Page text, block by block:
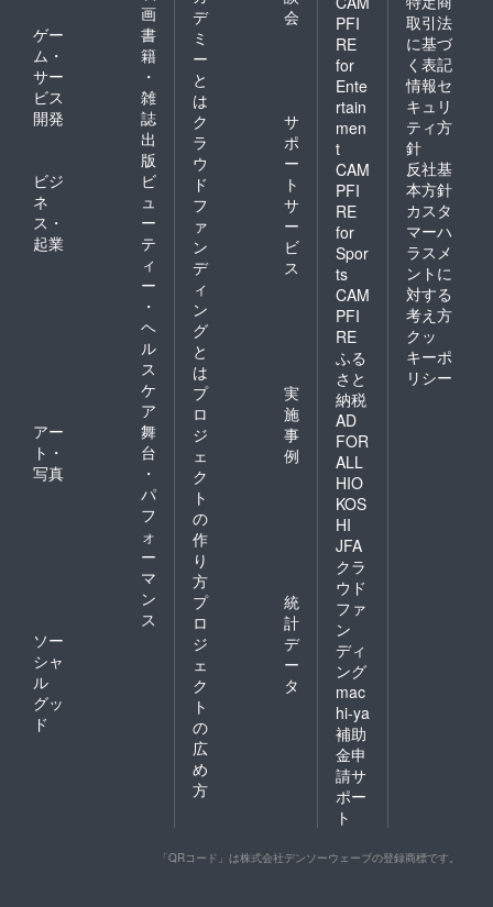
画
ゲー
ム・
サー
ビス
開発
書
籍
・
雑
誌
出
版
ビジ
ネ
ス・
起業
ビ
ュ
ー
テ
ィ
ー
・
ヘ
ル
ス
ケ
ア
アー
ト・
写真
舞
台
・
パ
フ
ォ
ー
マ
ン
ス
ソー
シャ
ル
グッ
ド
デ
ミ
ー
と
は
会
ク
ラ
ウ
ド
フ
ァ
ン
デ
ィ
ン
グ
と
は
サ
ポ
ー
ト
サ
ー
ビ
ス
プ
ロ
ジ
ェ
ク
ト
の
作
り
方
実
施
事
例
プ
ロ
ジ
ェ
ク
ト
の
広
め
方
統
計
デ
ー
タ
PFI
RE
for
Ente
rtain
men
t
CAM
PFI
RE
for
Spor
ts
CAM
PFI
RE
ふる
さと
納税
AD
FOR
ALL
HIO
KOS
HI
JFA
クラ
ウド
ファ
ン
ディ
ング
mac
hi-ya
補助
金申
請サ
ポー
ト
取引法
に基づ
く表記
情報セ
キュリ
ティ方
針
反社基
本方針
カスタ
マーハ
ラスメ
ントに
対する
考え方
クッ
キーポ
リシー
「QRコード」は株式会社デンソーウェーブの登録商標です。